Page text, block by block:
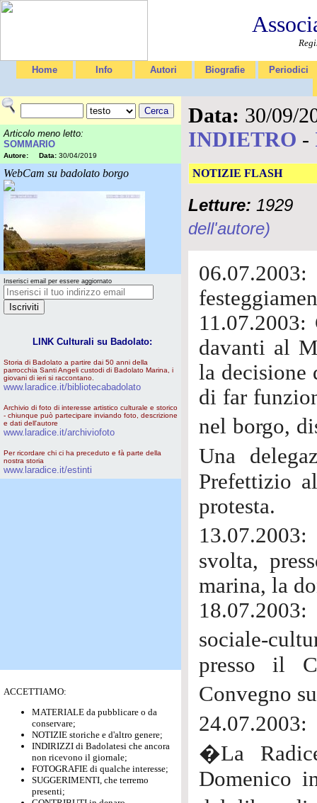
Home Info Autori Biografie Periodici
Articolo meno letto:
SOMMARIO
Autore: Data: 30/04/2019
WebCam su badolato borgo
Inserisci email per essere aggiornato
LINK Culturali su Badolato:
Storia di Badolato a partire dai 50 anni della
parrocchia Santi Angeli custodi di Badolato Marina, i
giovani di ieri si raccontano.
www.laradice.it/bibliotecabadolato
Archivio di foto di interesse artistico culturale e storico
- chiunque può partecipare inviando foto, descrizione
e dati dell'autore
www.laradice.it/archiviofoto
Per ricordare chi ci ha preceduto e fà parte della
nostra storia
www.laradice.it/estinti
ACCETTIAMO:
MATERIALE da pubblicare o da
conservare;
NOTIZIE storiche e d'altro genere;
INDIRIZZI di Badolatesi che ancora
non ricevono il giornale;
FOTOGRAFIE di qualche interesse;
SUGGERIMENTI, che terremo
presenti;
Data: 30/09/
INDIETRO -
NOTIZIE FLASH
Letture: 1929
dell'autore)
11.07.2003:
davanti al
la decisione
di far
nel borgo,
Una
Prefettizio
protesta.
svolta,
marina, la
sociale-
presso il
Convegno
�La
Domenico